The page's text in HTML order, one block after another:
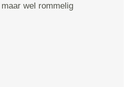
maar wel rommelig